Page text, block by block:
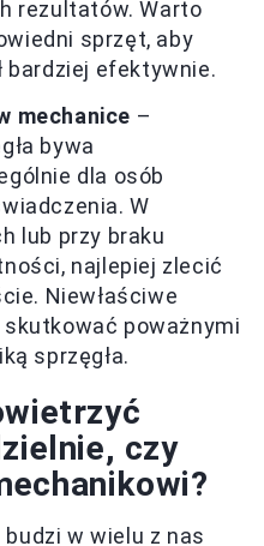
rezultatów. Warto
sprzęt, aby
bardziej efektywnie.
mechanice –
bywa
dla osób
W
lub przy braku
najlepiej zlecić
Niewłaściwe
poważnymi
sprzęgła.
czy
w wielu z nas